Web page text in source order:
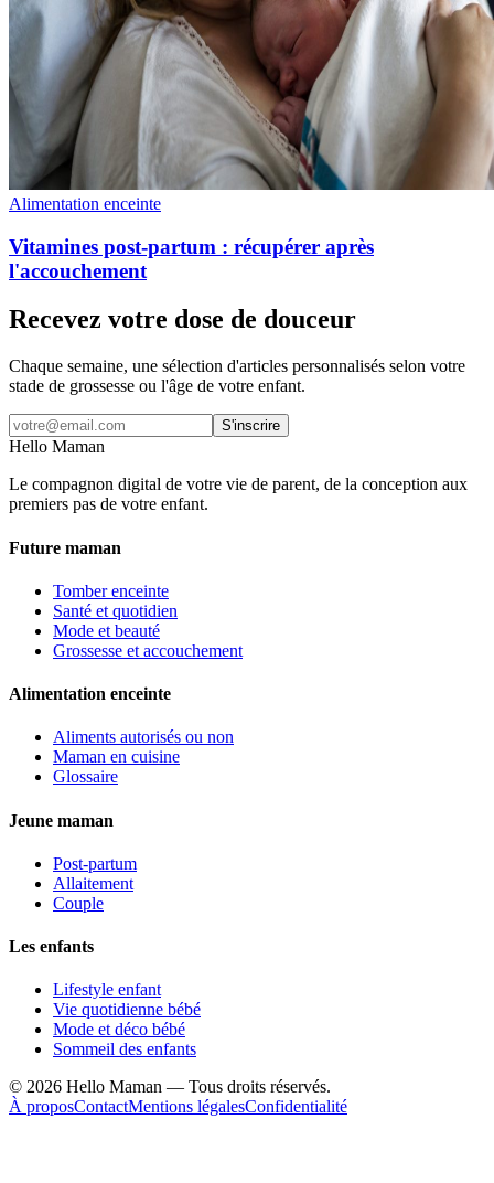
Alimentation enceinte
Vitamines post-partum : récupérer après
l'accouchement
Recevez votre dose de douceur
Chaque semaine, une sélection d'articles personnalisés selon votre
stade de grossesse ou l'âge de votre enfant.
S'inscrire
Hello Maman
Le compagnon digital de votre vie de parent, de la conception aux
premiers pas de votre enfant.
Future maman
Tomber enceinte
Santé et quotidien
Mode et beauté
Grossesse et accouchement
Alimentation enceinte
Aliments autorisés ou non
Maman en cuisine
Glossaire
Jeune maman
Post-partum
Allaitement
Couple
Les enfants
Lifestyle enfant
Vie quotidienne bébé
Mode et déco bébé
Sommeil des enfants
© 2026 Hello Maman — Tous droits réservés.
À proposContactMentions légalesConfidentialité